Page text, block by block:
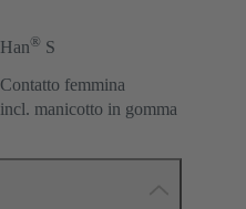
Han® S
Contatto femmina
incl. manicotto in gomma